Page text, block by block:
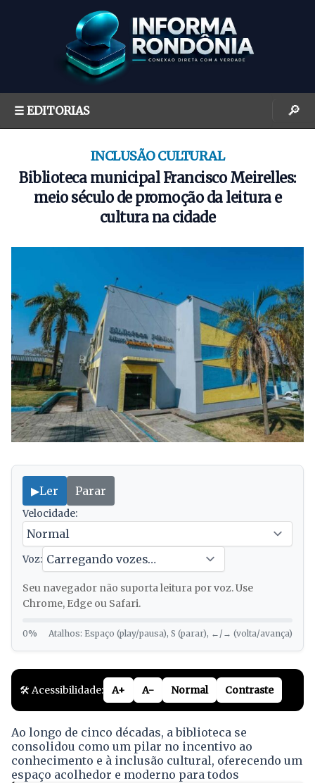
☰ EDITORIAS 🔎
INCLUSÃO CULTURAL
Biblioteca municipal Francisco Meirelles:
meio século de promoção da leitura e
cultura na cidade
▶Ler Parar
Velocidade:
Voz:
Seu navegador não suporta leitura por voz. Use
Chrome, Edge ou Safari.
0% Atalhos: Espaço (play/pausa), S (parar), ←/→ (volta/avança)
🛠️ Acessibilidade: A+ A- Normal Contraste
Ao longo de cinco décadas, a biblioteca se
consolidou como um pilar no incentivo ao
conhecimento e à inclusão cultural, oferecendo um
espaço acolhedor e moderno para todos